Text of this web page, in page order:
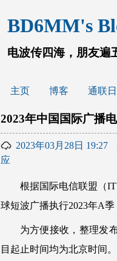
容
BD6MM's
电波传四海，朋友遍
主页 博客 通联
2023年中国国际广播
2023年03月28日 19:27
应
根据国际电信联盟（
球短波广播执行2023年A季
为方便接收，整理发
目起止时间均为北京时间。